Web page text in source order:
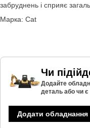
забруднень і сприяє
Марка: Cat
Чи
Додайте
деталь або чи є
Додати обладнання